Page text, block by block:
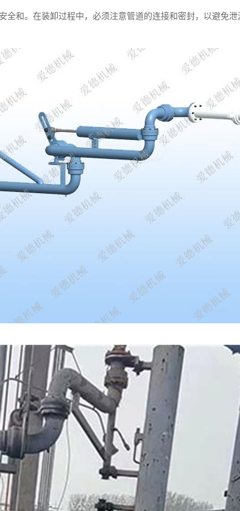
全和。在装卸过程中，必须注意管道的连接和密封，以避免